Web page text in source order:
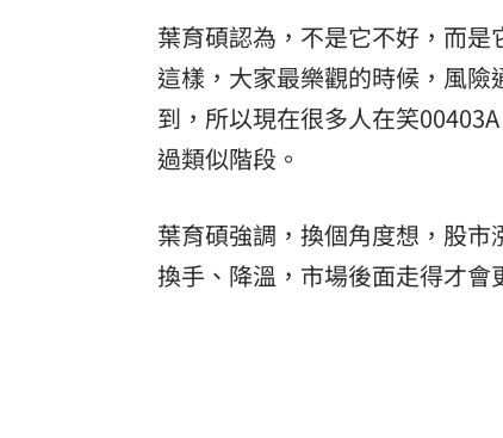
葉育碩認為，不是它不好，而
這樣，大家最樂觀的時候，風
到，所以現在很多人在笑
過類似階段。
葉育碩強調，換個角度想，股市
換手、降溫，市場後面走得才會